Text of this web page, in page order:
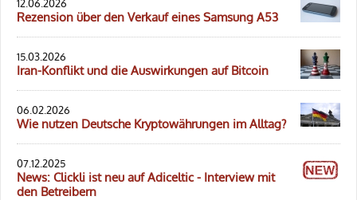
12.06.2026
Rezension über den Verkauf eines Samsung A53
15.03.2026
Iran-Konflikt und die Auswirkungen auf Bitcoin
06.02.2026
Wie nutzen Deutsche Kryptowährungen im Alltag?
07.12.2025
News: Clickli ist neu auf Adiceltic - Interview mit
den Betreibern